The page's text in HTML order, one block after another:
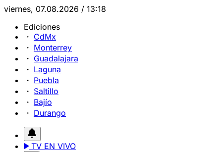
viernes, 07.08.2026 / 13:18
Ediciones
CdMx
Monterrey
Guadalajara
Laguna
Puebla
Saltillo
Bajío
Durango
TV EN VIVO